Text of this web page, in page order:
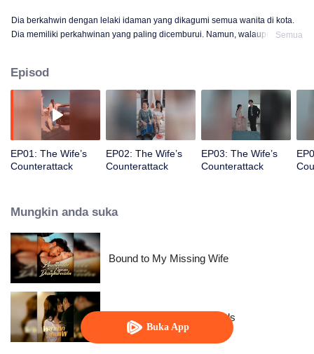
Buka App
Dia berkahwin dengan lelaki idaman yang dikagumi semua wanita di kota.
Dia memiliki perkahwinan yang paling dicemburui. Namun, walaupun Semua
Episod
EP01: The Wife’s
Counterattack
EP02: The Wife’s
Counterattack
EP03: The Wife’s
Counterattack
Mungkin anda suka
Bound to My Missing Wife
Resentment Across Worlds